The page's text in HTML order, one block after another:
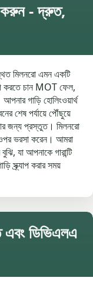
করুন - দ্রুত,
মিলনরো এমন একটি
করতে চান MOT ফেল,
গাড়ি হোলিংওয়ার্থ
শেষ পর্যায়ে পৌঁছুয়ে
জন্য প্রস্তুত। মিলনরো
ওপর ভরসা করেন। আমরা
যা আপনাকে গারান্টি
স্ক্র্যাপ করার সময়
এবং ডিভিএলএ